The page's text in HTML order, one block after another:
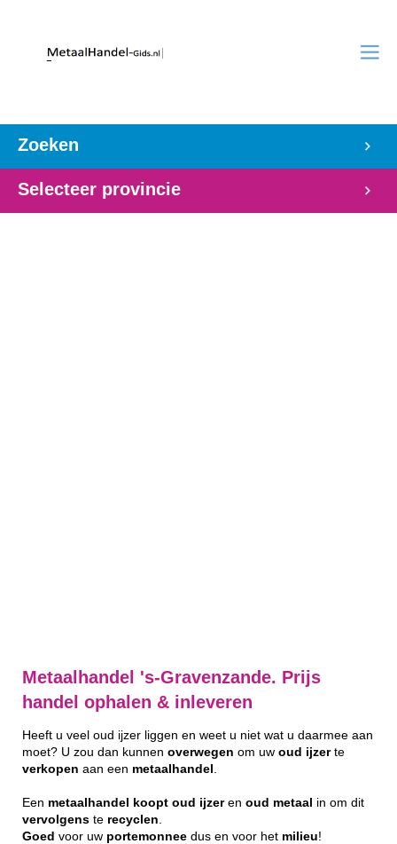
Zoeken
Selecteer provincie
Metaalhandel 's-Gravenzande. Prijs
handel ophalen & inleveren
Heeft u veel oud ijzer liggen en weet u niet wat u daarmee aan
moet? U zou dan kunnen overwegen om uw oud ijzerte
verkopen aan een metaalhandel
Een metaalhandel koopt oud ijzeren oud metaal in om dit
vervolgens te recyclen
Goed voor uw portemonnee dus en voor het milieu!